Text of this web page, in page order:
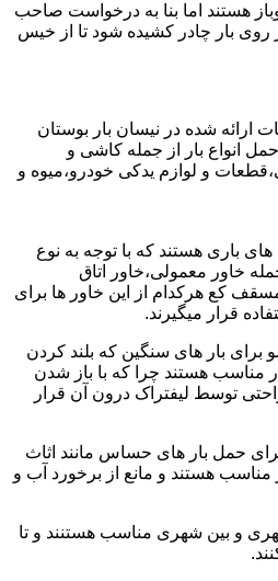
هستند اما بنا به درخواست صاحب
روی بار چادر کشیده شود تا از خیس
ارائه شده در نیسان بار بوستان
انواع بار از جمله کاشی و
و لوازم یدکی خودرو،میوه و
باری هستند که با توجه به نوع
خاور معمولی،خاور اتاق
کع هرکدام از این خاور ها برای
قرار میگیرند.
برای بار های سنگین که بلند کردن
مناسب هستند چرا که با باز شدن
توسط لیفتراک درون آن قرار
حمل بار های حساس مانند اثاث
مناسب هستند و مانع از برخورد آب و
و بین شهری مناسب هستنند و تا